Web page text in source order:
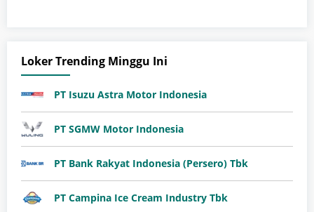
Loker Trending Minggu Ini
PT Isuzu Astra Motor Indonesia
PT SGMW Motor Indonesia
PT Bank Rakyat Indonesia (Persero) Tbk
PT Campina Ice Cream Industry Tbk